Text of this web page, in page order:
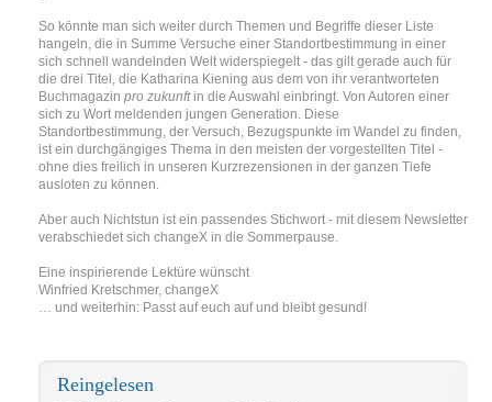
So könnte man sich weiter durch Themen und Begriffe dieser Liste
hangeln, die in Summe Versuche einer Standortbestimmung in einer
sich schnell wandelnden Welt widerspiegelt - das gilt gerade auch für
die drei Titel, die Katharina Kiening aus dem von ihr verantworteten
Buchmagazin pro zukunftin die Auswahl einbringt. Von Autoren einer
sich zu Wort meldenden jungen Generation. Diese
Standortbestimmung, der Versuch, Bezugspunkte im Wandel zu finden,
ist ein durchgängiges Thema in den meisten der vorgestellten Titel -
ohne dies freilich in unseren Kurzrezensionen in der ganzen Tiefe
ausloten zu können.
Aber auch Nichtstun ist ein passendes Stichwort - mit diesem Newsletter
verabschiedet sich changeX in die Sommerpause.
Eine inspirierende Lektüre wünscht
Winfried Kretschmer, changeX
… und weiterhin: Passt auf euch auf und bleibt gesund!
Reingelesen